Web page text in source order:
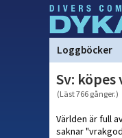
Loggböcker
Sv:
(Läst 766 gånger.)
Världen är full
saknar